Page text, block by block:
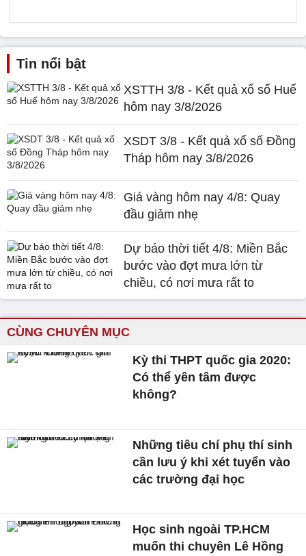
Tin nổi bật
XSTTH 3/8 - Kết quả xổ số Huế
hôm nay 3/8/2026
XSDT 3/8 - Kết quả xổ số Đồng
Tháp hôm nay 3/8/2026
Giá vàng hôm nay 4/8: Quay
đầu giảm nhẹ
Dự báo thời tiết 4/8: Miền Bắc
bước vào đợt mưa lớn từ
chiều, có nơi mưa rất to
CÙNG CHUYÊN MỤC
Kỳ thi THPT quốc gia 2020:
Có thể yên tâm được
không?
Những tiêu chí phụ thí sinh
cần lưu ý khi xét tuyển vào
các trường đại học
Học sinh ngoài TP.HCM
muốn thi chuyên Lê Hồng